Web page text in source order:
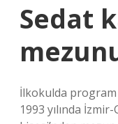
Sedat
İlkokulda program
1993 yılında